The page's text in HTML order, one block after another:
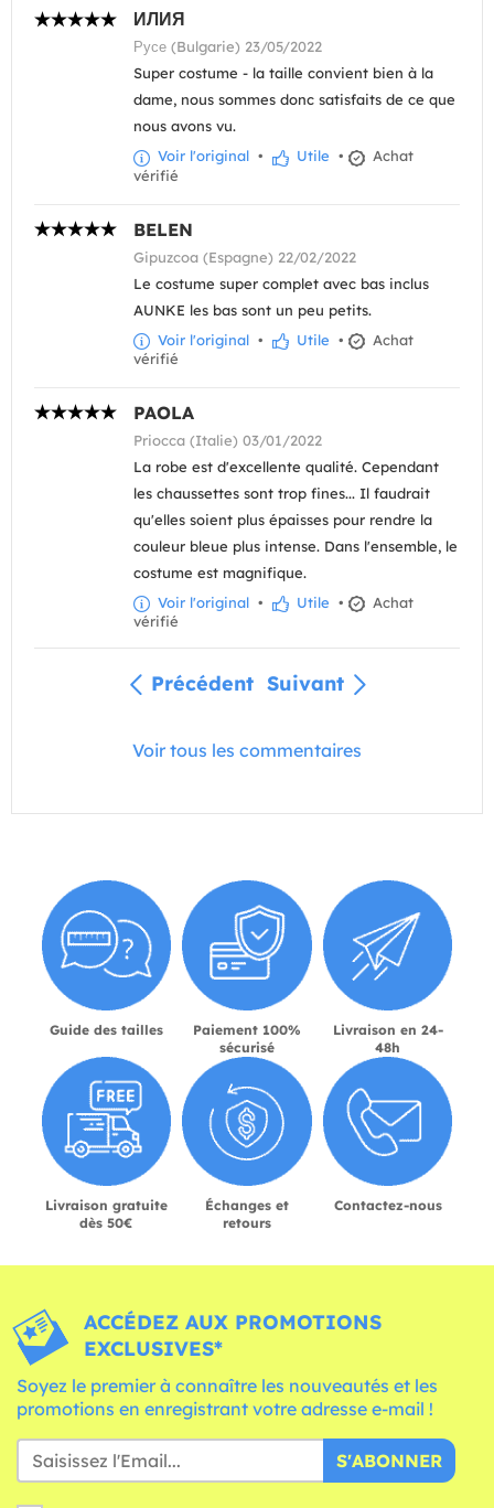
ИЛИЯ
Русе (Bulgarie) 23/05/2022
Super costume - la taille convient bien à la
dame, nous sommes donc satisfaits de ce que
nous avons vu.
Voir l'original • Utile •
Achat
vérifié
BELEN
Gipuzcoa (Espagne) 22/02/2022
Le costume super complet avec bas inclus
AUNKE les bas sont un peu petits.
Voir l'original • Utile •
Achat
vérifié
PAOLA
Priocca (Italie) 03/01/2022
La robe est d'excellente qualité. Cependant
les chaussettes sont trop fines... Il faudrait
qu'elles soient plus épaisses pour rendre la
couleur bleue plus intense. Dans l'ensemble, le
costume est magnifique.
Voir l'original • Utile •
Achat
vérifié
Précédent Suivant
Voir tous les commentaires
Guide des tailles
Paiement 100%
sécurisé
Livraison en 24-
48h
Livraison gratuite
dès 50€
Échanges et
retours
Contactez-nous
ACCÉDEZ AUX PROMOTIONS
EXCLUSIVES*
Soyez le premier à connaître les nouveautés et les
promotions en enregistrant votre adresse e-mail !
S'ABONNER